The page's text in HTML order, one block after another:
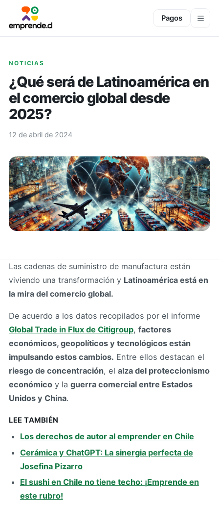
Pagos
NOTICIAS
¿Qué será de Latinoamérica en
el comercio global desde
2025?
12 de abril de 2024
Las cadenas de suministro de manufactura están
viviendo una transformación y Latinoamérica está en
la mira del comercio global.
De acuerdo a los datos recopilados por el informe
Global Trade in Flux de Citigroup, factores
económicos, geopolíticos y tecnológicos están
impulsando estos cambios. Entre ellos destacan el
riesgo de concentración, el alza del proteccionismo
económico y la guerra comercial entre Estados
Unidos y China.
LEE TAMBIÉN
Los derechos de autor al emprender en Chile
Cerámica y ChatGPT: La sinergia perfecta de
Josefina Pizarro
El sushi en Chile no tiene techo: ¡Emprende en
este rubro!